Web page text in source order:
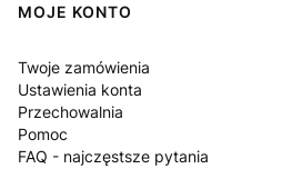
MOJE KONTO
Twoje zamówienia
Ustawienia konta
Przechowalnia
Pomoc
FAQ - najczęstsze pytania